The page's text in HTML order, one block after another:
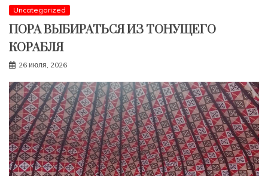
Uncategorized
ПОРА ВЫБИРАТЬСЯ ИЗ ТОНУЩЕГО
КОРАБЛЯ
26 июля, 2026